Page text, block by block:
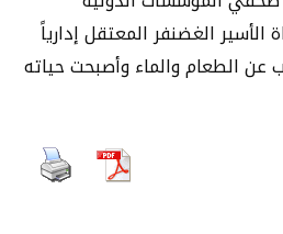
الأسير الغضنفر المعتقل إدارياً
عن الطعام والماء وأصبحت حياته